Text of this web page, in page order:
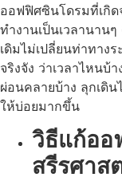
ออฟฟิศซินโดรมที่เกิด
ทำงานเป็นเวลานาน
เดิมไม่เปลี่ยนท่าทาง
จริงจัง ว่าเวลาไหนบ้
ผ่อนคลายบ้าง ลุกเดิน
ให้บ่อยมากขึ้น
วิธีแก้ออ
สรีรศาส